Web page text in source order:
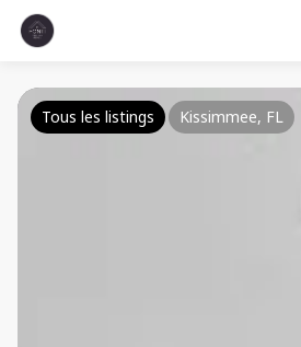
Tous les listings Kissimmee, FL